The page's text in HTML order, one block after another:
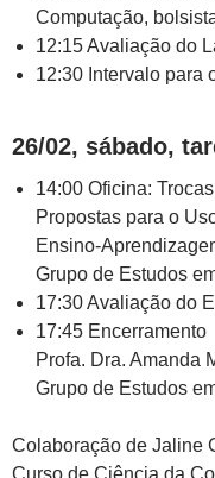
Computação,
12:15 Avaliação do
12:30 Intervalo para
26/02, sábado,
14:00 Oficina:
Propostas para o
Ensino-
Grupo de Estudos
17:30 Avaliação do
17:45 Encerramento
Profa. Dra. Amanda
Grupo de Estudos
Colaboração de Jaline
Curso de Ciência da